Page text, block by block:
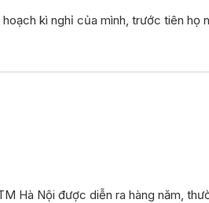
kì nghỉ của mình, trước tiên họ
Hà Nội được diễn ra hàng năm,